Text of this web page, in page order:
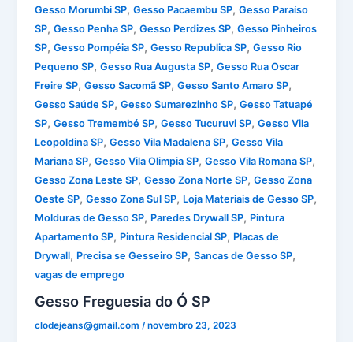
Gesso Morumbi SP,Gesso Pacaembu SP,Gesso Paraíso
SP,Gesso Penha SP,Gesso Perdizes SP,Gesso Pinheiros
SP,Gesso Pompéia SP,Gesso Republica SP,Gesso Rio
Pequeno SP,Gesso Rua Augusta SP,Gesso Rua Oscar
Freire SP,Gesso Sacomã SP,Gesso Santo Amaro SP,
Gesso Saúde SP,Gesso Sumarezinho SP,Gesso Tatuapé
SP,Gesso Tremembé SP,Gesso Tucuruvi SP,Gesso Vila
Leopoldina SP,Gesso Vila Madalena SP,Gesso Vila
Mariana SP,Gesso Vila Olimpia SP,Gesso Vila Romana SP,
Gesso Zona Leste SP,Gesso Zona Norte SP,Gesso Zona
Oeste SP,Gesso Zona Sul SP, Loja Materiais de Gesso SP,
Molduras de Gesso SP, Paredes Drywall SP, Pintura
Apartamento SP, Pintura Residencial SP, Placas de
Drywall, Precisa se Gesseiro SP,Sancas de Gesso SP,
vagas de emprego
Gesso Freguesia do Ó SP
clodejeans@gmail.com/novembro 23, 2023